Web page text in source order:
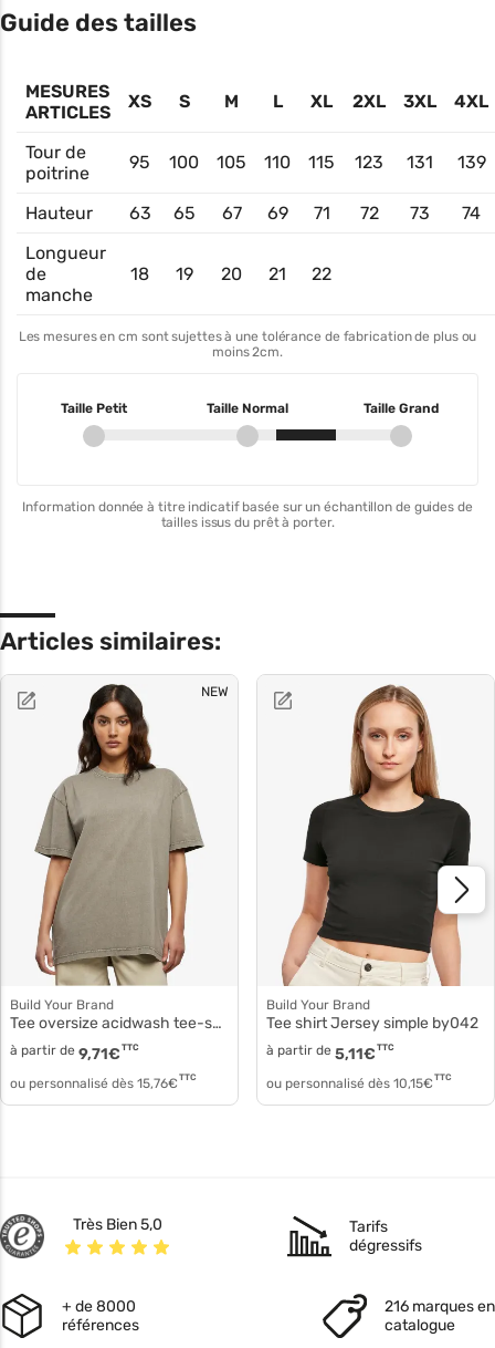
Guide des tailles
MESURES
ARTICLES
XS S M L XL 2XL 3XL 4XL
Tour de
poitrine
95 100 105 110 115 123 131 139
Hauteur 63 65 67 69 71 72 73
74
Longueur
de
manche
18 19 20 21 22
Les mesures en cm sont sujettes à une tolérance de fabrication de plus ou
moins 2cm.
Taille Petit Taille Normal Taille Grand
Information donnée à titre indicatif basée sur un échantillon de guides de
tailles issus du prêt à porter.
Articles similaires:
NEW
Build Your Brand
Tee oversize acidwash tee-shirt femme by270
à partir de 9,71€ TTC
ou personnalisé dès 15,76€ TTC
Build Your Brand
Tee shirt Jersey simple by042
à partir de 5,11€ TTC
ou personnalisé dès 10,15€ TTC
Très Bien 5,0
Tarifs
dégressifs
+ de 8000
références
216 marques en
catalogue